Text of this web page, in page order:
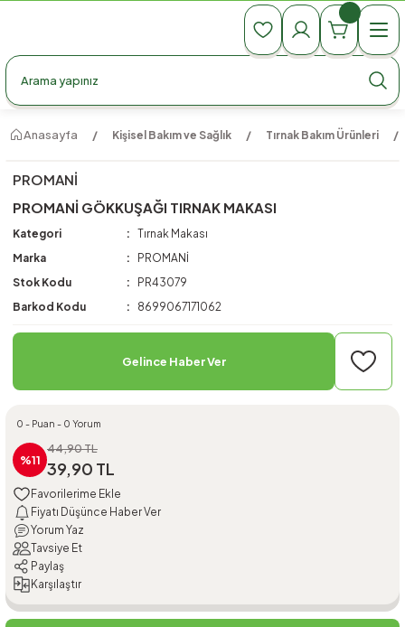
990 TL Üzeri Ücretsiz Kargo
990 TL Üzeri Ücretsiz Kargo
Anasayfa Kişisel Bakım ve Sağlık Tırnak Bakım Ürünleri
PROMANİ
PROMANİ GÖKKUŞAĞI TIRNAK MAKASI
Kategori
Tırnak Makası
Marka
PROMANİ
Stok Kodu
PR43079
Barkod Kodu
8699067171062
Gelince Haber Ver
0 - Puan - 0 Yorum
%11
44,90 TL
39,90 TL
Fiyatı Düşünce Haber Ver
Yorum Yaz
Tavsiye Et
Paylaş
Karşılaştır